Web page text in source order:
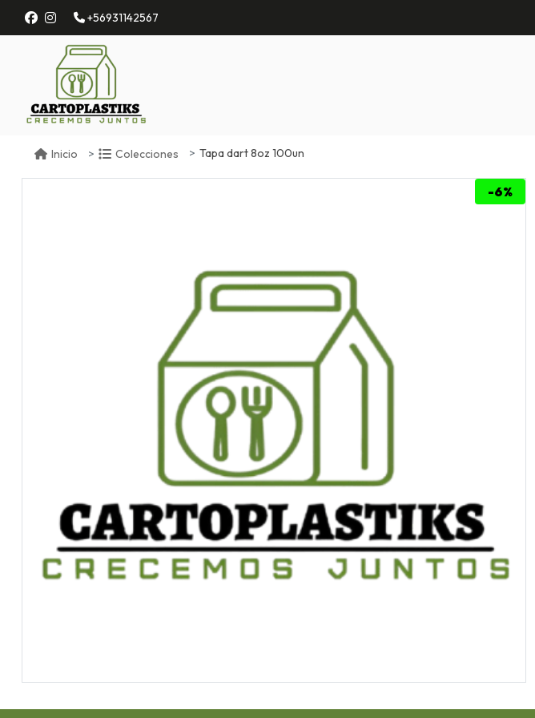
+56931142567
Inicio Colecciones Tapa dart 8oz 100un
-6%